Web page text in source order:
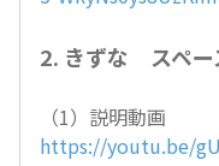
2. きずな スペー
（1）説明動画
https://youtu.be/